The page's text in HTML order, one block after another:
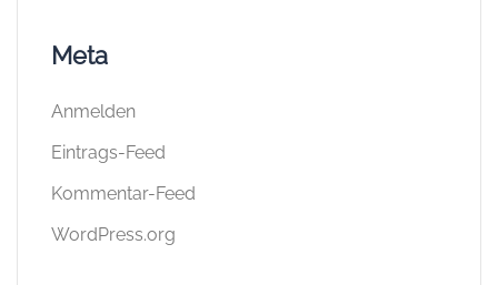
Meta
Anmelden
Eintrags-Feed
Kommentar-Feed
WordPress.org